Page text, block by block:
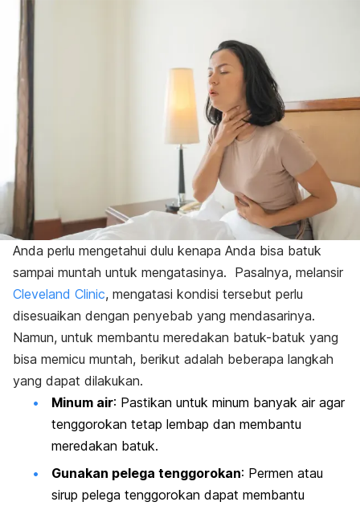
Anda perlu mengetahui dulu kenapa Anda bisa batuk
sampai muntah untuk mengatasinya. Pasalnya, melansir
Cleveland Clinic, mengatasi kondisi tersebut perlu
disesuaikan dengan penyebab yang mendasarinya.
Namun, untuk membantu meredakan batuk-batuk yang
bisa memicu muntah, berikut adalah beberapa langkah
yang dapat dilakukan.
Minum air: Pastikan untuk minum banyak air agar
tenggorokan tetap lembap dan membantu
meredakan batuk.
Gunakan pelega tenggorokan: Permen atau
sirup pelega tenggorokan dapat membantu